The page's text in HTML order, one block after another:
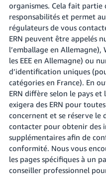
organismes. Cela fait partie
responsabilités et permet
régulateurs de vous
ERN peuvent être appelés
l’emballage en Allemagne),
les EEE en Allemagne) ou
d’identification uniques
catégories en France). En
ERN diffère selon le pays et
exigera des ERN pour
concernent et se réserve le
contacter pour obtenir des
supplémentaires afin de
conformité. Nous vous
les pages spécifiques à un
conseiller professionnel